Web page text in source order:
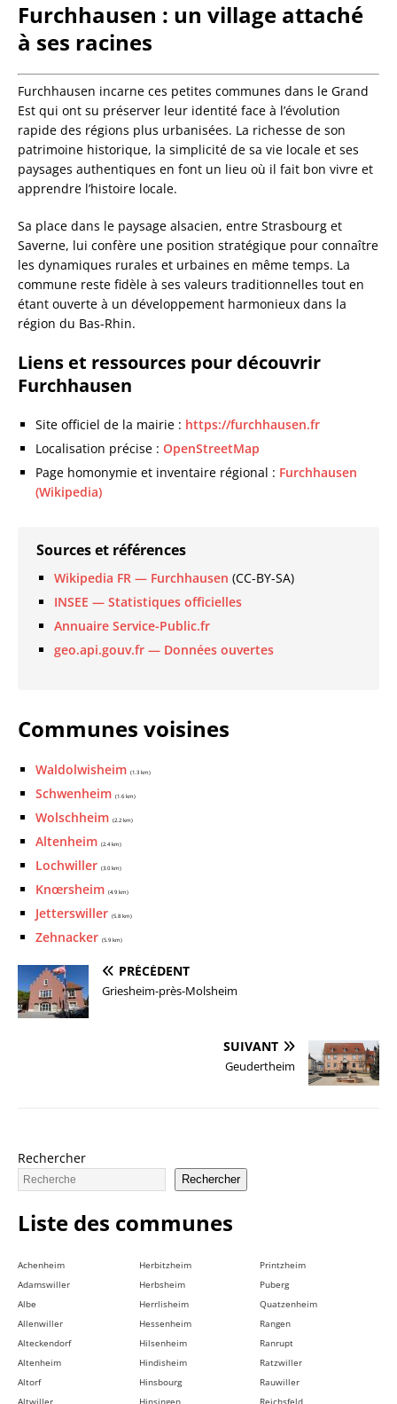
Furchhausen : un village attaché
à ses racines
Furchhausen incarne ces petites communes dans le Grand
Est qui ont su préserver leur identité face à l’évolution
rapide des régions plus urbanisées. La richesse de son
patrimoine historique, la simplicité de sa vie locale et ses
paysages authentiques en font un lieu où il fait bon vivre et
apprendre l’histoire locale.
Sa place dans le paysage alsacien, entre Strasbourg et
Saverne, lui confère une position stratégique pour connaître
les dynamiques rurales et urbaines en même temps. La
commune reste fidèle à ses valeurs traditionnelles tout en
étant ouverte à un développement harmonieux dans la
région du Bas-Rhin.
Liens et ressources pour découvrir
Furchhausen
Site officiel de la mairie : https://furchhausen.fr
Localisation précise : OpenStreetMap
Page homonymie et inventaire régional : Furchhausen
(Wikipedia)
Sources et références
Wikipedia FR — Furchhausen (CC-BY-SA)
INSEE — Statistiques officielles
Annuaire Service-Public.fr
geo.api.gouv.fr — Données ouvertes
Communes voisines
Waldolwisheim (1.3 km)
Schwenheim (1.6 km)
Wolschheim (2.2 km)
Altenheim (2.4 km)
Lochwiller (3.0 km)
Knœrsheim (4.9 km)
Jetterswiller (5.8 km)
Zehnacker (5.9 km)
PRÉCÉDENT
Griesheim-près-Molsheim
SUIVANT
Geudertheim
Rechercher
Rechercher
Liste des communes
Achenheim
Adamswiller
Albe
Allenwiller
Alteckendorf
Altenheim
Altorf
Altwiller
Herbitzheim
Herbsheim
Herrlisheim
Hessenheim
Hilsenheim
Hindisheim
Hinsbourg
Hinsingen
Printzheim
Puberg
Quatzenheim
Rangen
Ranrupt
Ratzwiller
Rauwiller
Reichsfeld